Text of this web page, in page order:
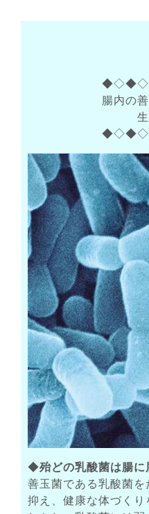
腸内の
◆殆どの乳酸菌は腸に
善玉菌である乳酸菌
抑え、健康な体づくり